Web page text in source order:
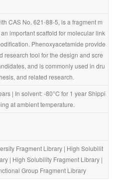
CAS No. 621-88-5, is a fragment m
important scaffold for molecular link
Phenoxyacetamide provide
research tool for the design and scre
and is commonly used in dru
and related research.
| In solvent: -80°C for 1 year Shippi
at ambient temperature.
Fragment Library | High Solubilit
| High Solubility Fragment Library
Group Fragment Library